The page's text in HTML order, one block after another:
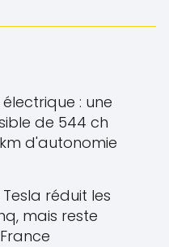
: une
de 544 ch
d'autonomie
réduit les
mais reste